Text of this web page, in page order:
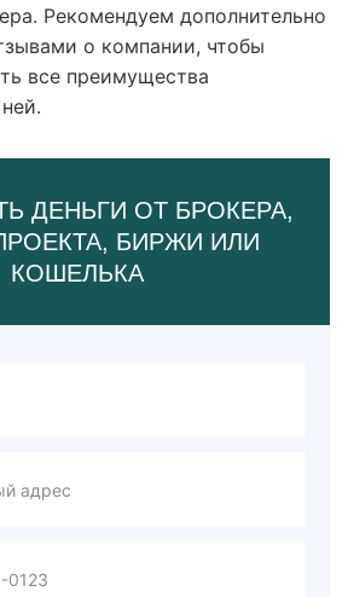
Рекомендуем дополнительно
о компании, чтобы
все преимущества
ДЕНЬГИ ОТ БРОКЕРА,
БИРЖИ ИЛИ
КОШЕЛЬКА